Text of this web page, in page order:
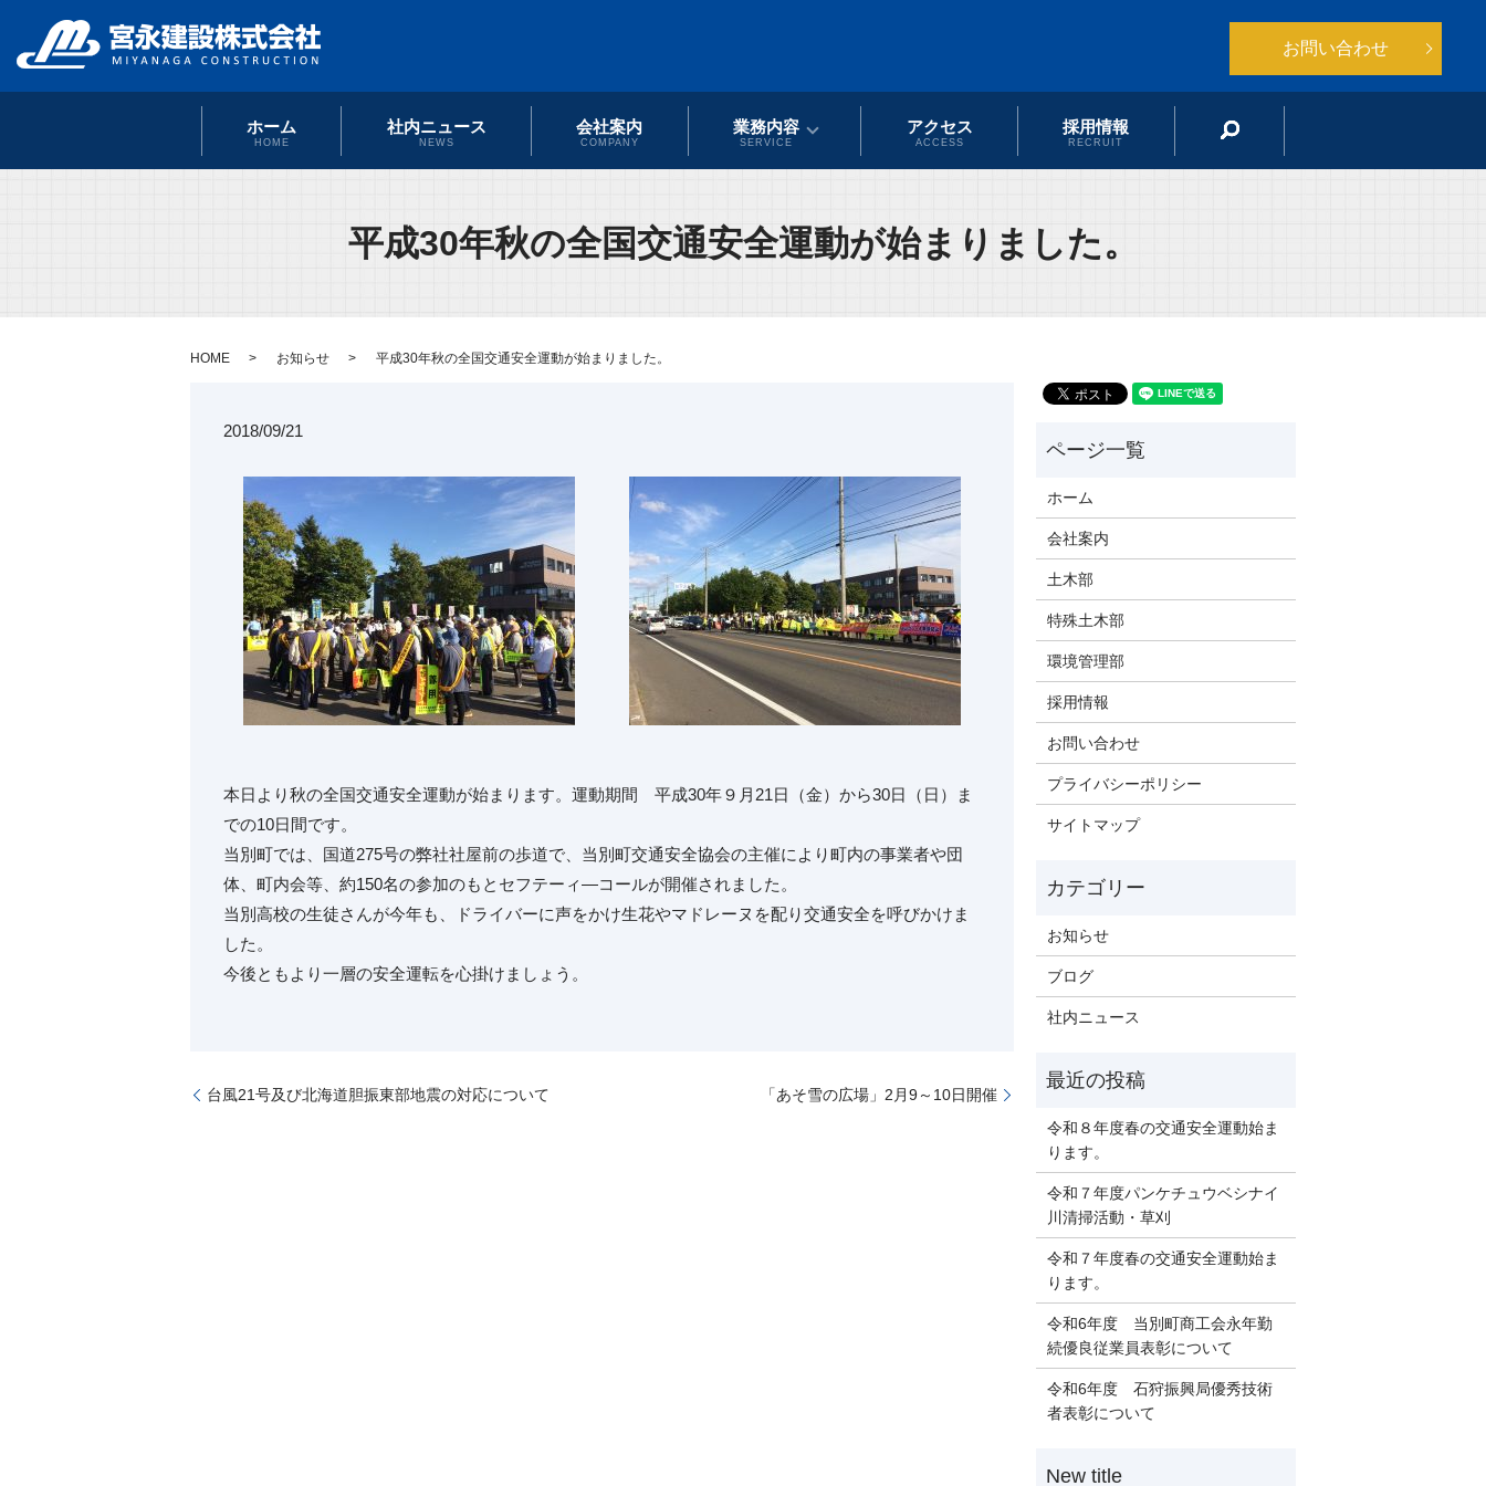
お問い合わせ
ホーム
HOME
社内ニュース
NEWS
会社案内
COMPANY
業務内容
SERVICE
アクセス
ACCESS
採用情報
RECRUIT
search
平成30年秋の全国交通安全運動が始まりました。
HOME お知らせ 平成30年秋の全国交通安全運動が始まりました。
2018/09/21
本日より秋の全国交通安全運動が始まります。運動期間 平成30年９月21日（金）から30日（日）ま
での10日間です。
当別町では、国道275号の弊社社屋前の歩道で、当別町交通安全協会の主催により町内の事業者や団
体、町内会等、約150名の参加のもとセフテーィ―コールが開催されました。
当別高校の生徒さんが今年も、ドライバーに声をかけ生花やマドレーヌを配り交通安全を呼びかけま
した。
今後ともより一層の安全運転を心掛けましょう。
台風21号及び北海道胆振東部地震の対応について 「あそ雪の広場」2月9～10日開催
ホーム
会社案内
土木部
特殊土木部
環境管理部
採用情報
お問い合わせ
プライバシーポリシー
サイトマップ
お知らせ
ブログ
社内ニュース
令和８年度春の交通安全運動始ま
ります。
令和７年度パンケチュウベシナイ
川清掃活動・草刈
令和７年度春の交通安全運動始ま
ります。
令和6年度 当別町商工会永年勤
続優良従業員表彰について
令和6年度 石狩振興局優秀技術
者表彰について